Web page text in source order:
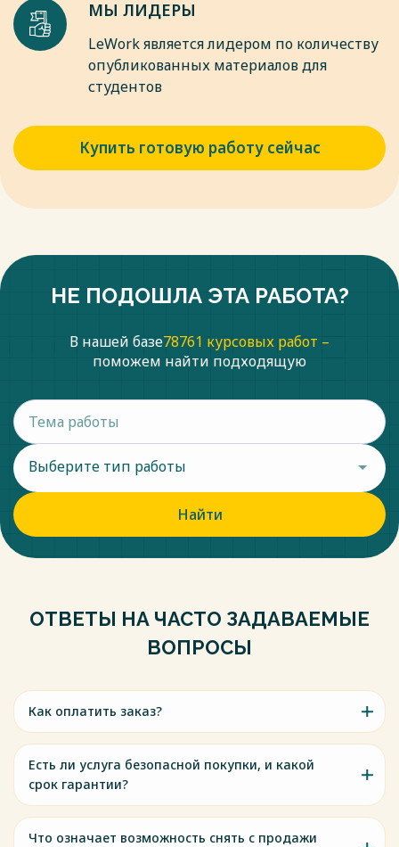
МЫ ЛИДЕРЫ
LeWork является лидером по количеству
опубликованных материалов для
студентов
Купить готовую работу сейчас
НЕ ПОДОШЛА ЭТА РАБОТА?
В нашей базе78761 курсовых работ –
поможем найти подходящую
Выберите тип работы
Найти
ОТВЕТЫ НА ЧАСТО ЗАДАВАЕМЫЕ
ВОПРОСЫ
Как оплатить заказ?
Есть ли услуга безопасной покупки, и какой
срок гарантии?
Что означает возможность снять с продажи